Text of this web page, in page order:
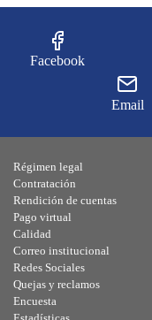
Facebook
Email
Régimen legal
Contratación
Rendición de cuentas
Pago virtual
Calidad
Correo institucional
Redes Sociales
Quejas y reclamos
Encuesta